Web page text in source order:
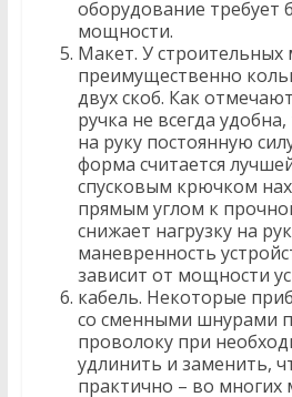
оборудование требует
мощности.
Макет. У строительных
преимущественно
двух скоб. Как
ручка не всегда
на руку постоянную
форма считается
спусковым крючком
прямым углом к
снижает нагрузку на
маневренность
зависит от мощности
кабель. Некоторые
со сменными шнурами
проволоку при
удлинить и заменить,
практично – во многих